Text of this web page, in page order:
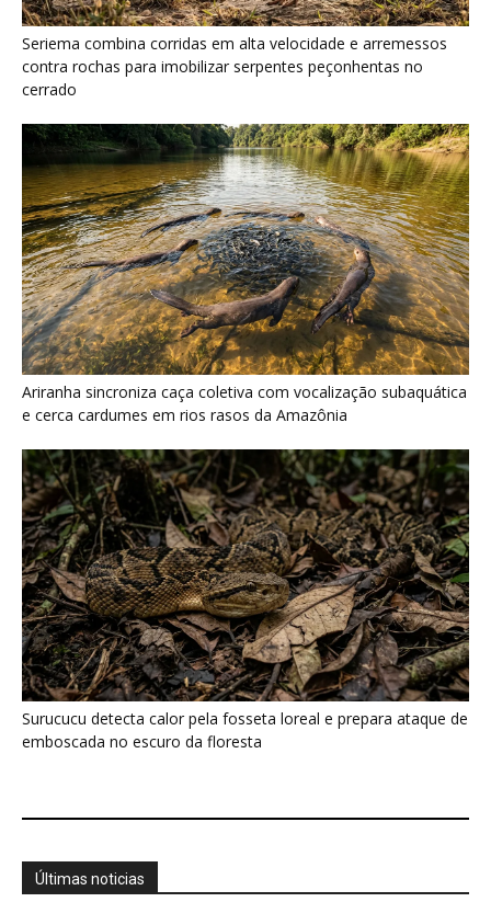
Ariranha sincroniza caça coletiva com vocalização subaquática
e cerca cardumes em rios rasos da Amazônia
Surucucu detecta calor pela fosseta loreal e prepara ataque de
emboscada no escuro da floresta
Últimas noticias
A cheia levou roças inteiras, mas não apagou
a agrobiodiversidade das...
7 de agosto de 2026
“Cuidar do rio é cuidar da comida”: por que a
ciência...
7 de agosto de 2026
Eu entrei no mundo dos sapos e lagartos que